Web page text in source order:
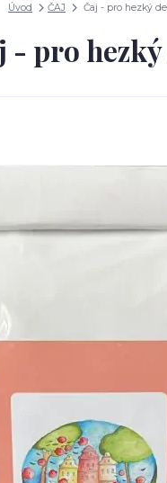
Úvod ČAJ Čaj - pro hezký
- pro